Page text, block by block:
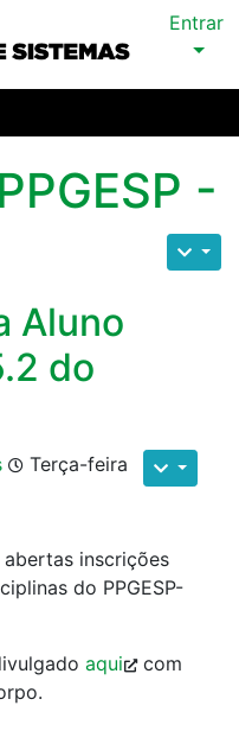
Entrar
-
Aluno
do
Terça-feira
inscrições
do PPGESP-
aqui
com